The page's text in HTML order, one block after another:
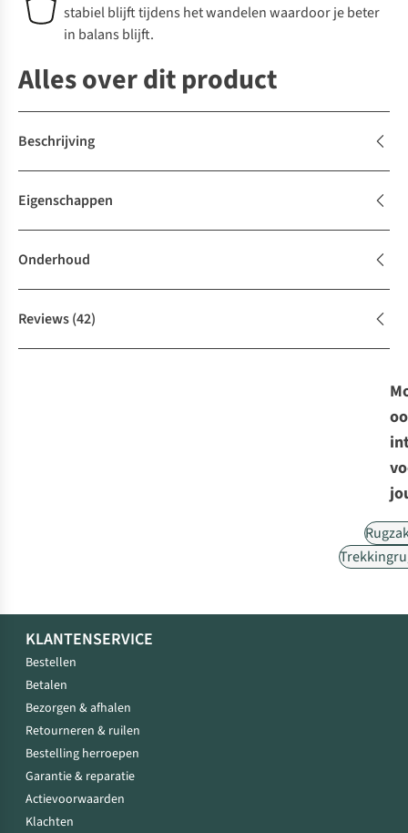
stabiel blijft tijdens het wandelen waardoor je beter
in balans blijft.
Alles over dit product
Beschrijving
Eigenschappen
Onderhoud
Reviews(42)
KLANTENSERVICE
Bestellen
Betalen
Bezorgen & afhalen
Retourneren & ruilen
Bestelling herroepen
Garantie & reparatie
Actievoorwaarden
Klachten